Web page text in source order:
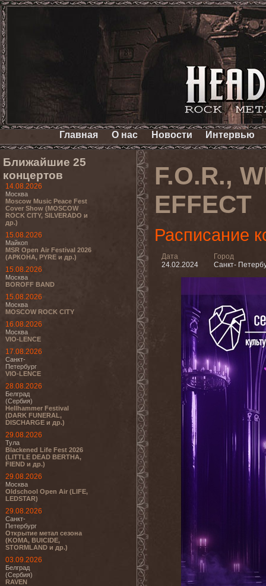
Главная О нас Новости Интервью
Ближайшие 25
концертов
14.08.2026
Москва
Moscow Music Peace Fest
Cover Show (MOSCOW
ROCK CITY, SILVERADO и
др.)
15.08.2026
Майкоп
MSR Open Air Festival 2026
(АРКОНА, PYRE и др.)
15.08.2026
Москва
BOROFF BAND
15.08.2026
Москва
MOSCOW ROCK CITY
16.08.2026
Москва
VIO-LENCE
17.08.2026
Санкт-
Петербург
VIO-LENCE
28.08.2026
Белград
(Сербия)
Hellhammer Festival
(DARK FUNERAL,
DISCHARGE и др.)
29.08.2026
Тула
Blackened Life Fest 2026
(LITTLE DEAD BERTHA,
FIEND и др.)
29.08.2026
Москва
Oldschool Open Air (LIFE,
LEDSTAR)
29.08.2026
Санкт-
Петербург
Открытие метал сезона
(KOMA, BUICIDE,
STORMLAND и др.)
03.09.2026
Белград
(Сербия)
RAVEN
F.O.R.,
EFFECT
Расписание
Дата
24.02.2024
Город
Санкт-